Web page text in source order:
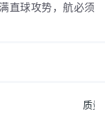
直球攻势，航必须
质量